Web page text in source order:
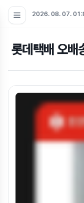
2026. 08. 07.
롯데택배 오배